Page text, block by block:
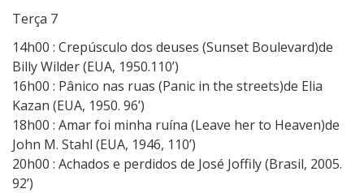
Terça 7
14h00 : Crepúsculo dos deuses (Sunset Boulevard)de
Billy Wilder (EUA, 1950.110’)
16h00 : Pânico nas ruas (Panic in the streets)de Elia
Kazan (EUA, 1950. 96’)
18h00 : Amar foi minha ruína (Leave her to Heaven)de
John M. Stahl (EUA, 1946, 110’)
20h00 : Achados e perdidos de José Joffily (Brasil, 2005.
92’)